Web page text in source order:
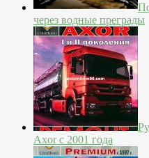
через водные преграды
Axor с 2001 года